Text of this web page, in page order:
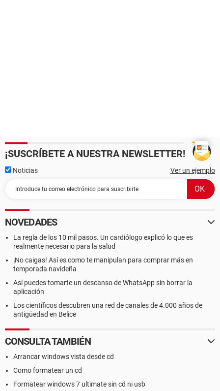
¡SUSCRÍBETE A NUESTRA NEWSLETTER!
Noticias Ver un ejemplo
NOVEDADES
La regla de los 10 mil pasos. Un cardiólogo explicó lo que es
realmente necesario para la salud
¡No caigas! Así es como te manipulan para comprar más en
temporada navideña
Así puedes tomarte un descanso de WhatsApp sin borrar la
aplicación
Los científicos descubren una red de canales de 4.000 años de
antigüedad en Belice
CONSULTA TAMBIÉN
Arrancar windows vista desde cd
Como formatear un cd
Formatear windows 7 ultimate sin cd ni usb